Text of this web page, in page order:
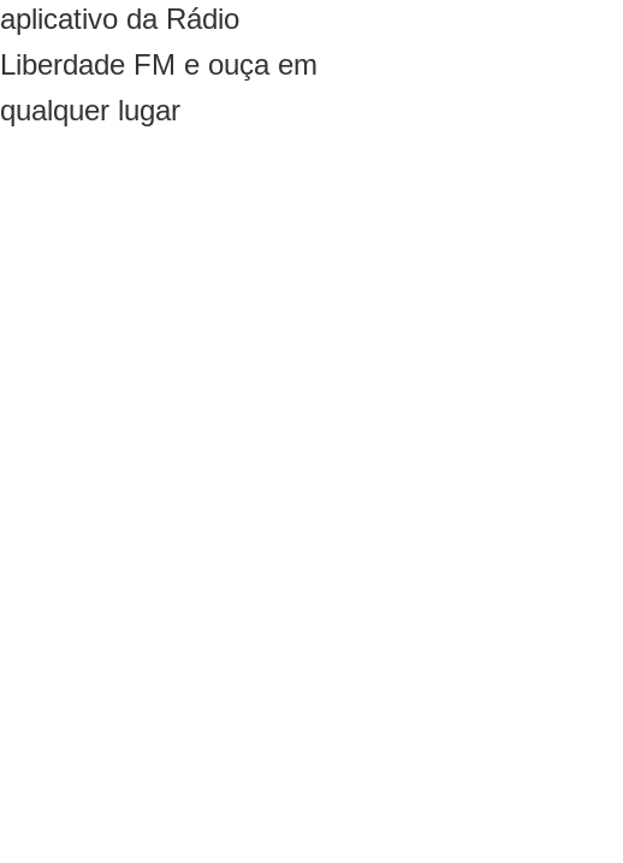
aplicativo da Rádio
Liberdade FM e ouça em
qualquer lugar